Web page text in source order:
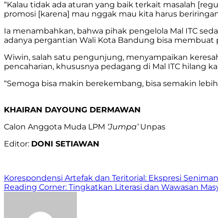
“Kalau tidak ada aturan yang baik terkait masalah
promosi [karena] mau nggak mau kita harus
Ia menambahkan, bahwa pihak pengelola Mal ITC
adanya pergantian Wali Kota Bandung bisa
Wiwin, salah satu pengunjung, menyampaikan
pencaharian, khususnya pedagang di Mal ITC hilang
“Semoga bisa makin berekembang, bisa semakin
KHAIRAN DAYOUNG DERMAWAN
Calon Anggota Muda LPM ‘Jumpa’ Unpas
Editor: DONI SETIAWAN
Navigasi
pos
Korespondensi Artefak dan Teritorial: Ekspresi
Reading Corner: Tingkatkan Literasi dan Wawasan